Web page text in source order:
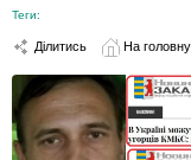
Теги:
Ділитись На головну